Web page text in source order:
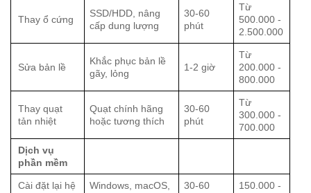
Thay ổ cứng
SSD/HDD, nâng
cấp dung lượng
30-60
phút
Từ
500.000 -
2.500.000
Sửa bản lề
Khắc phục bản lề
gãy, lỏng
1-2 giờ
Từ
200.000 -
800.000
Thay quạt
tản nhiệt
Quạt chính hãng
hoặc tương thích
30-60
phút
Từ
300.000 -
700.000
Dịch vụ
phần mềm
Cài đặt lại hệ
Windows, macOS,
30-60
150.000 -